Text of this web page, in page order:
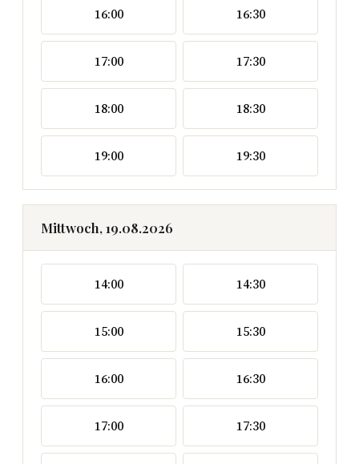
16:00 16:30
17:00 17:30
18:00 18:30
19:00 19:30
Mittwoch, 19.08.2026
14:00 14:30
15:00 15:30
16:00 16:30
17:00 17:30